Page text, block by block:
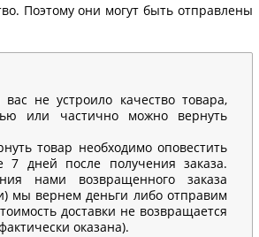
Поэтому они могут быть отправлены
не устроило качество товара,
или частично можно вернуть
товар необходимо оповестить
7 дней после получения заказа.
нами возвращенного заказа
мы вернем деньги либо отправим
доставки не возвращается
оказана).